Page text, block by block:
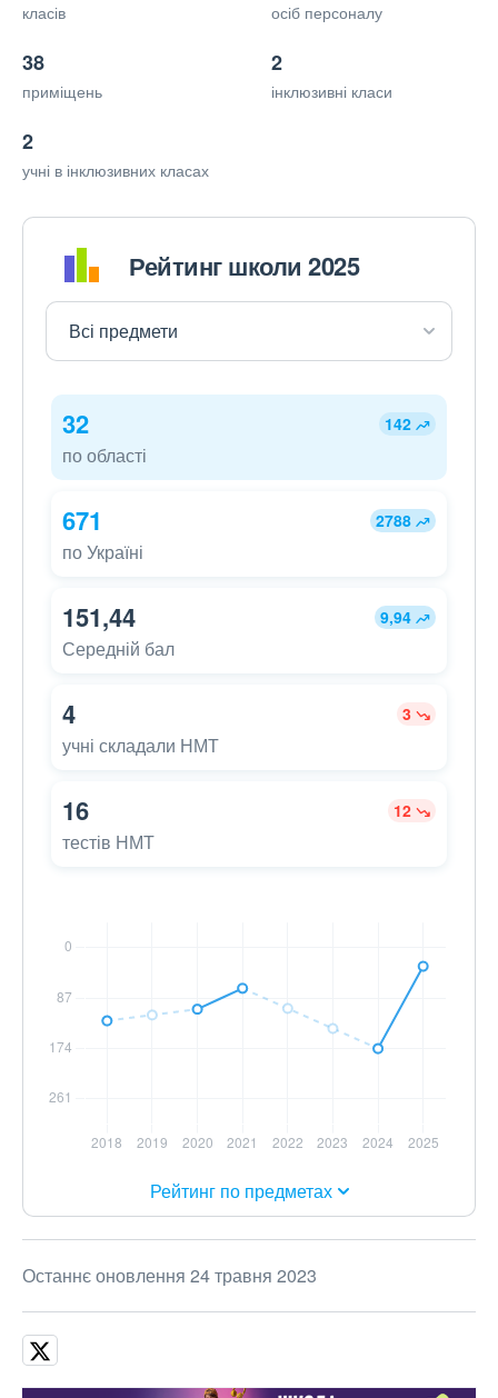
класів осіб персоналу
38
приміщень
2
інклюзивні класи
2
учні в інклюзивних класах
Рейтинг школи 2025
32 142
по області
671 2788
по Україні
151,44 9,94
Середній бал
4 3
учні складали НМТ
16 12
тестів НМТ
Рейтинг по предметах
Останнє оновлення 24 травня 2023